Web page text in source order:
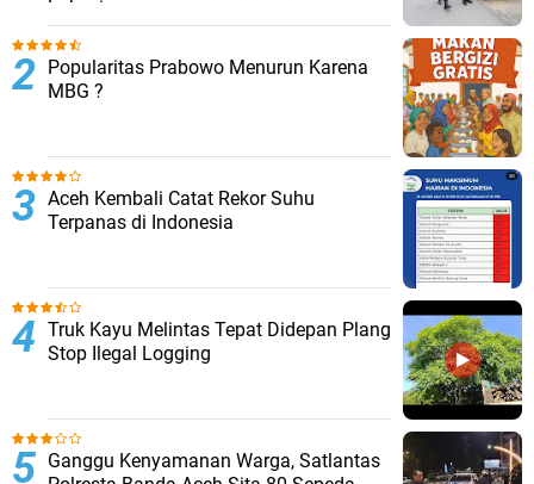
Lokasi
Popularitas Prabowo Menurun Karena
MBG ?
Aceh Kembali Catat Rekor Suhu
Terpanas di Indonesia
Truk Kayu Melintas Tepat Didepan Plang
Stop Ilegal Logging
Ganggu Kenyamanan Warga, Satlantas